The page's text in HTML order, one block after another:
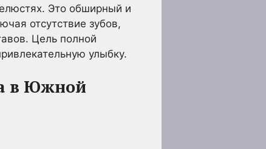
Это обширный и
отсутствие зубов,
Цель полной
улыбку.
в Южной